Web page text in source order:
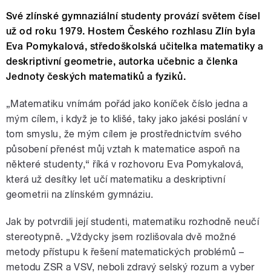
Své zlínské gymnaziální studenty provází světem čísel
už od roku 1979. Hostem Českého rozhlasu Zlín byla
Eva Pomykalová, středoškolská učitelka matematiky a
deskriptivní geometrie, autorka učebnic a členka
Jednoty českých matematiků a fyziků.
„Matematiku vnímám pořád jako koníček číslo jedna a
mým cílem, i když je to klišé, taky jako jakési poslání v
tom smyslu, že mým cílem je prostřednictvím svého
působení přenést můj vztah k matematice aspoň na
některé studenty,“ říká v rozhovoru Eva Pomykalová,
která už desítky let učí matematiku a deskriptivní
geometrii na zlínském gymnáziu.
Jak by potvrdili její studenti, matematiku rozhodně neučí
stereotypně. „Vždycky jsem rozlišovala dvě možné
metody přístupu k řešení matematických problémů –
metodu ZSR a VSV, neboli zdravý selský rozum a vyber